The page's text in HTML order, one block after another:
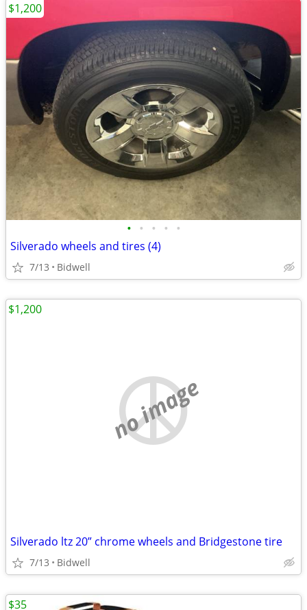
• • • • •
Silverado wheels and tires (4)
7/13 Bidwell
$1,200
no image
Silverado ltz 20” chrome wheels and Bridgestone tire
7/13 Bidwell
$1,200
$35